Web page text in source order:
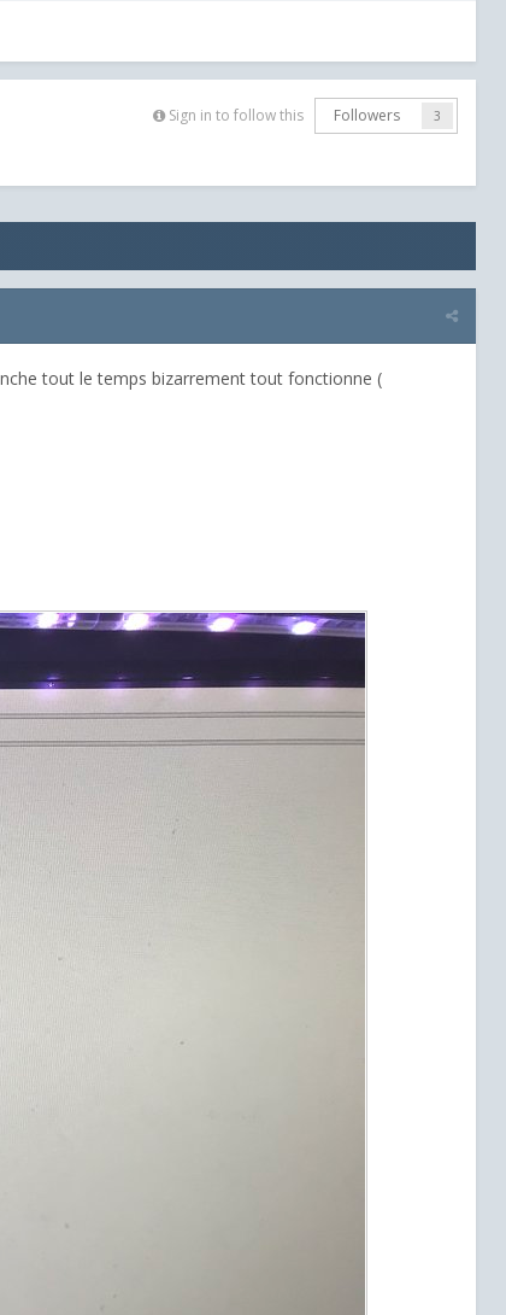
Sign in to follow this Followers 3
tout le temps bizarrement tout fonctionne (